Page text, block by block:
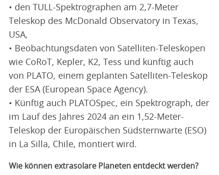
• den TULL-Spektrographen am 2,7-Meter
Teleskop des McDonald Observatory in Texas,
USA,
• Beobachtungsdaten von Satelliten-Teleskopen
wie CoRoT, Kepler, K2, Tess und künftig auch
von PLATO, einem geplanten Satelliten-Teleskop
der ESA (European Space Agency).
• Künftig auch PLATOSpec, ein Spektrograph, der
im Lauf des Jahres 2024 an ein 1,52-Meter-
Teleskop der Europäischen Südsternwarte (ESO)
in La Silla, Chile, montiert wird.
Wie können extrasolare Planeten entdeckt werden?